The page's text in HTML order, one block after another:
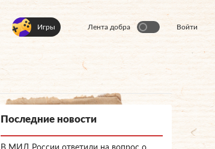
Игры Лента добра Войти
Последние новости